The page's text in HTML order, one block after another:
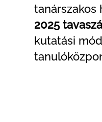
tanárszakos
2025
kutatási